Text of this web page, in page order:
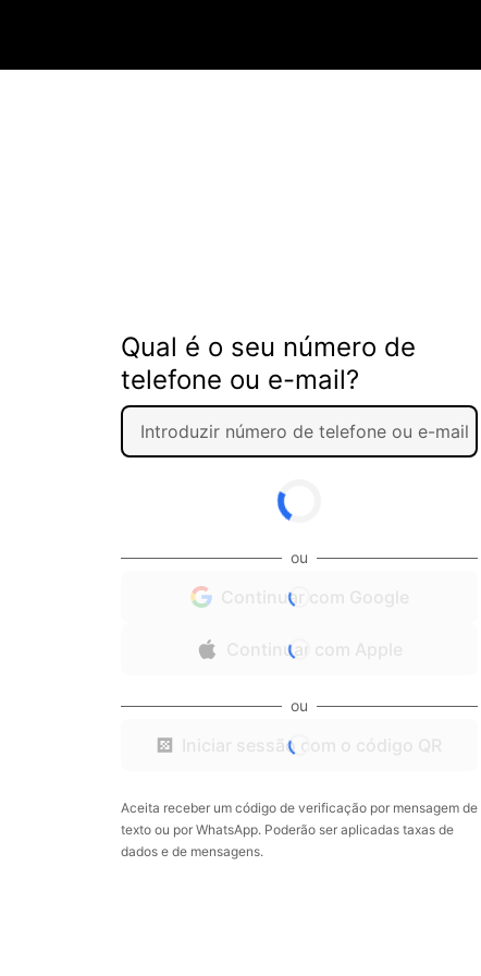
Qual é o seu número de
telefone ou e-mail?
ou
Continuar com Google
Continuar com Apple
ou
Iniciar sessão com o código QR
Aceita receber um código de verificação por mensagem de
texto ou por WhatsApp. Poderão ser aplicadas taxas de
dados e de mensagens.